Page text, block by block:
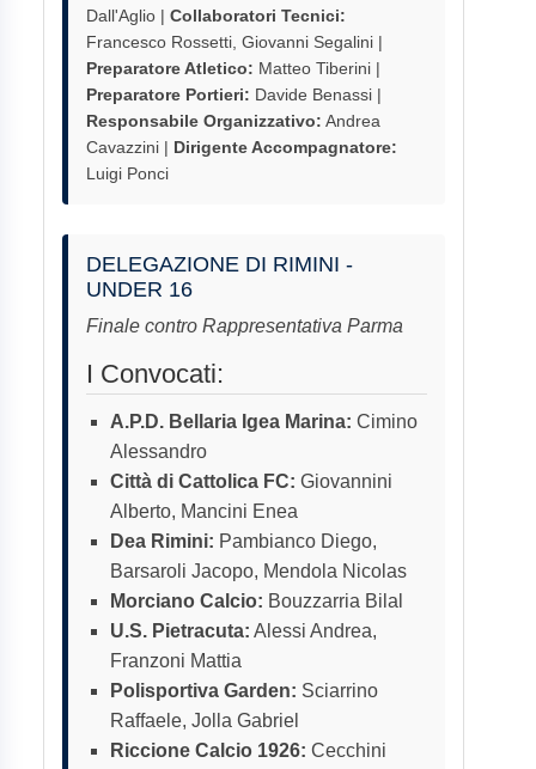
Dall'Aglio | Collaboratori Tecnici:
Francesco Rossetti, Giovanni Segalini |
Preparatore Atletico: Matteo Tiberini |
Preparatore Portieri: Davide Benassi |
Responsabile Organizzativo: Andrea
Cavazzini | Dirigente Accompagnatore:
Luigi Ponci
DELEGAZIONE DI RIMINI -
UNDER 16
Finale contro Rappresentativa Parma
I Convocati:
A.P.D. Bellaria Igea Marina: Cimino
Alessandro
Città di Cattolica FC: Giovannini
Alberto, Mancini Enea
Dea Rimini: Pambianco Diego,
Barsaroli Jacopo, Mendola Nicolas
Morciano Calcio: Bouzzarria Bilal
U.S. Pietracuta: Alessi Andrea,
Franzoni Mattia
Polisportiva Garden: Sciarrino
Raffaele, Jolla Gabriel
Riccione Calcio 1926: Cecchini